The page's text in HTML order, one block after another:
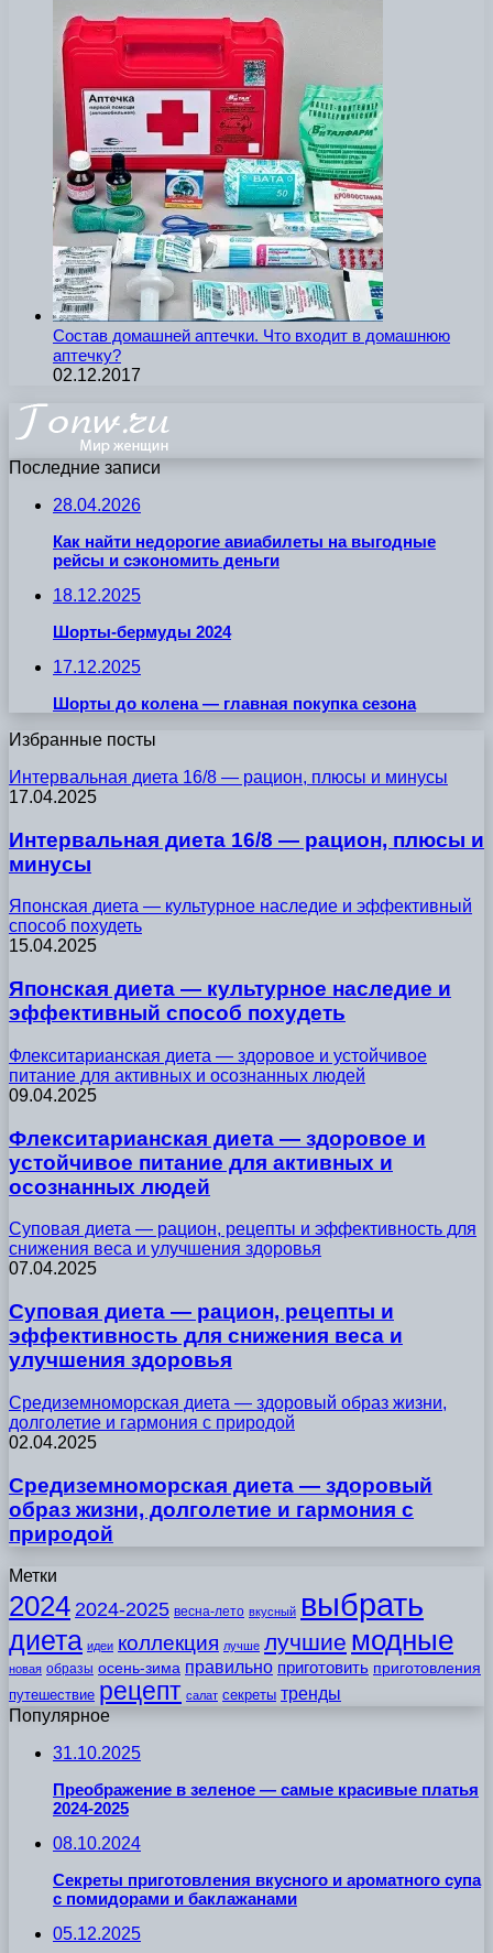
Состав домашней аптечки. Что входит в домашнюю
аптечку?
02.12.2017
Последние записи
28.04.2026
Как найти недорогие авиабилеты на выгодные
рейсы и сэкономить деньги
18.12.2025
Шорты-бермуды 2024
17.12.2025
Шорты до колена — главная покупка сезона
Избранные посты
Интервальная диета 16/8 — рацион, плюсы и минусы
17.04.2025
Интервальная диета 16/8 — рацион, плюсы и
минусы
Японская диета — культурное наследие и эффективный
способ похудеть
15.04.2025
Японская диета — культурное наследие и
эффективный способ похудеть
Флекситарианская диета — здоровое и устойчивое
питание для активных и осознанных людей
09.04.2025
Флекситарианская диета — здоровое и
устойчивое питание для активных и
осознанных людей
Суповая диета — рацион, рецепты и эффективность для
снижения веса и улучшения здоровья
07.04.2025
Суповая диета — рацион, рецепты и
эффективность для снижения веса и
улучшения здоровья
Средиземноморская диета — здоровый образ жизни,
долголетие и гармония с природой
02.04.2025
Средиземноморская диета — здоровый
образ жизни, долголетие и гармония с
природой
Метки
2024 2024-2025 весна-лето вкусный выбрать
диета идеи коллекция лучше лучшие модные
новая образы осень-зима правильно приготовить приготовления
путешествие рецепт салат секреты тренды
Популярное
31.10.2025
Преображение в зеленое — самые красивые платья
2024-2025
08.10.2024
Секреты приготовления вкусного и ароматного супа
с помидорами и баклажанами
05.12.2025